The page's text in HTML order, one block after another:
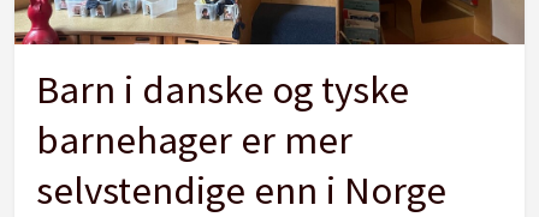
Barn i danske og tyske
barnehager er mer
selvstendige enn i Norge